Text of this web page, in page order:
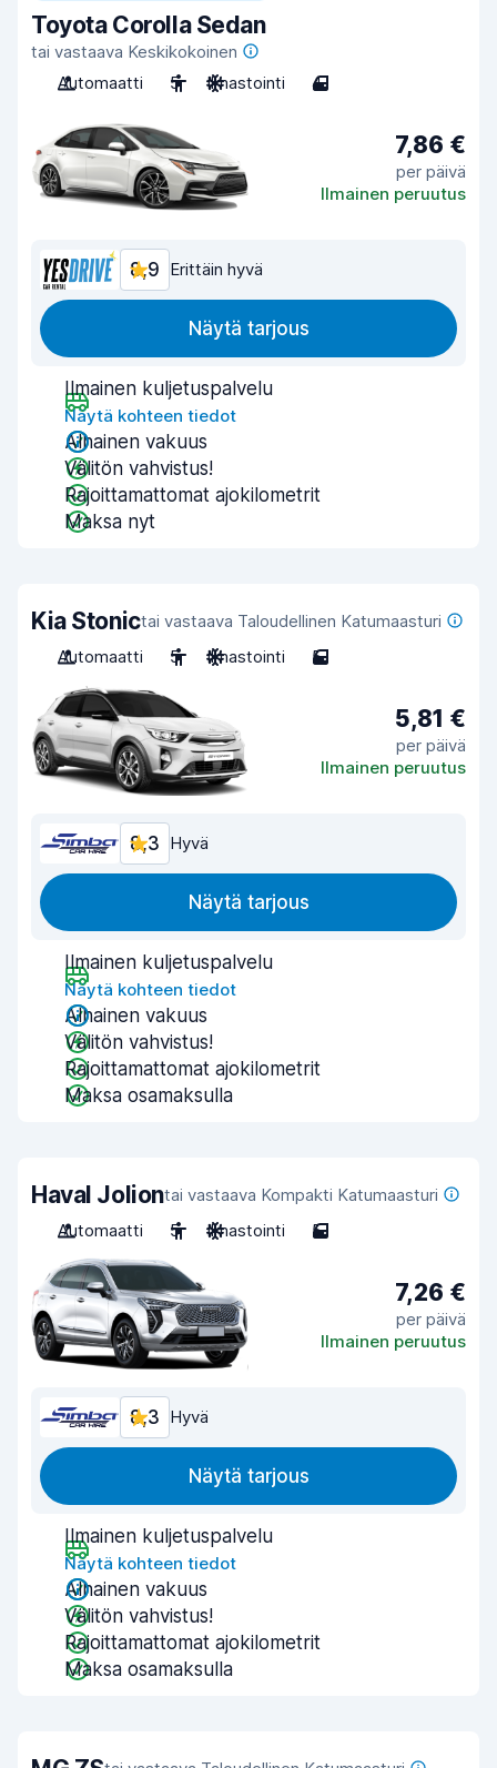
Toyota Corolla Sedan
tai vastaava Keskikokoinen
Automaatti
5 Ilmastointi 4
7,86 €
per päivä
Ilmainen peruutus
8,9 Erittäin hyvä
Näytä tarjous
Ilmainen kuljetuspalvelu
Näytä kohteen tiedot
Alhainen vakuus
Välitön vahvistus!
Rajoittamattomat ajokilometrit
Maksa nyt
Kia Stonictai vastaava Taloudellinen Katumaasturi
Automaatti
5 Ilmastointi 5
5,81 €
per päivä
Ilmainen peruutus
8,3 Hyvä
Näytä tarjous
Ilmainen kuljetuspalvelu
Näytä kohteen tiedot
Alhainen vakuus
Välitön vahvistus!
Rajoittamattomat ajokilometrit
Maksa osamaksulla
Haval Joliontai vastaava Kompakti Katumaasturi
Automaatti
5 Ilmastointi 5
7,26 €
per päivä
Ilmainen peruutus
8,3 Hyvä
Näytä tarjous
Ilmainen kuljetuspalvelu
Näytä kohteen tiedot
Alhainen vakuus
Välitön vahvistus!
Rajoittamattomat ajokilometrit
Maksa osamaksulla